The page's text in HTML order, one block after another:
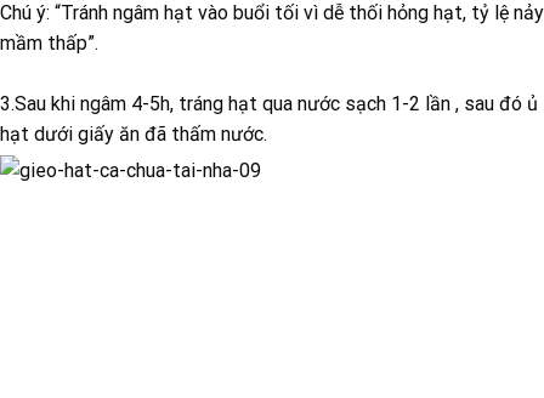
Chú ý: “Tránh ngâm hạt vào buổi tối vì dễ thối hỏng hạt, tỷ lệ nảy
mầm thấp”.
3.Sau khi ngâm 4-5h, tráng hạt qua nước sạch 1-2 lần , sau đó ủ
hạt dưới giấy ăn đã thấm nước.